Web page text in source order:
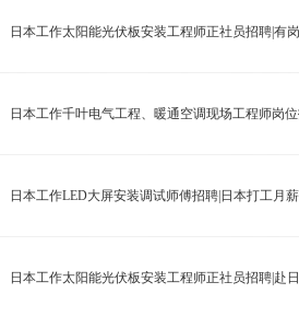
日本工作太阳能光伏板安装工程师正社员招聘|有
日本工作千叶电气工程、暖通空调现场工程师岗
日本工作LED大屏安装调试师傅招聘|日本打工月薪
日本工作太阳能光伏板安装工程师正社员招聘|赴